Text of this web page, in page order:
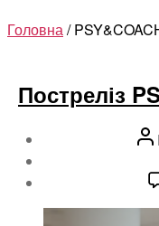
Головна/
Постреліз